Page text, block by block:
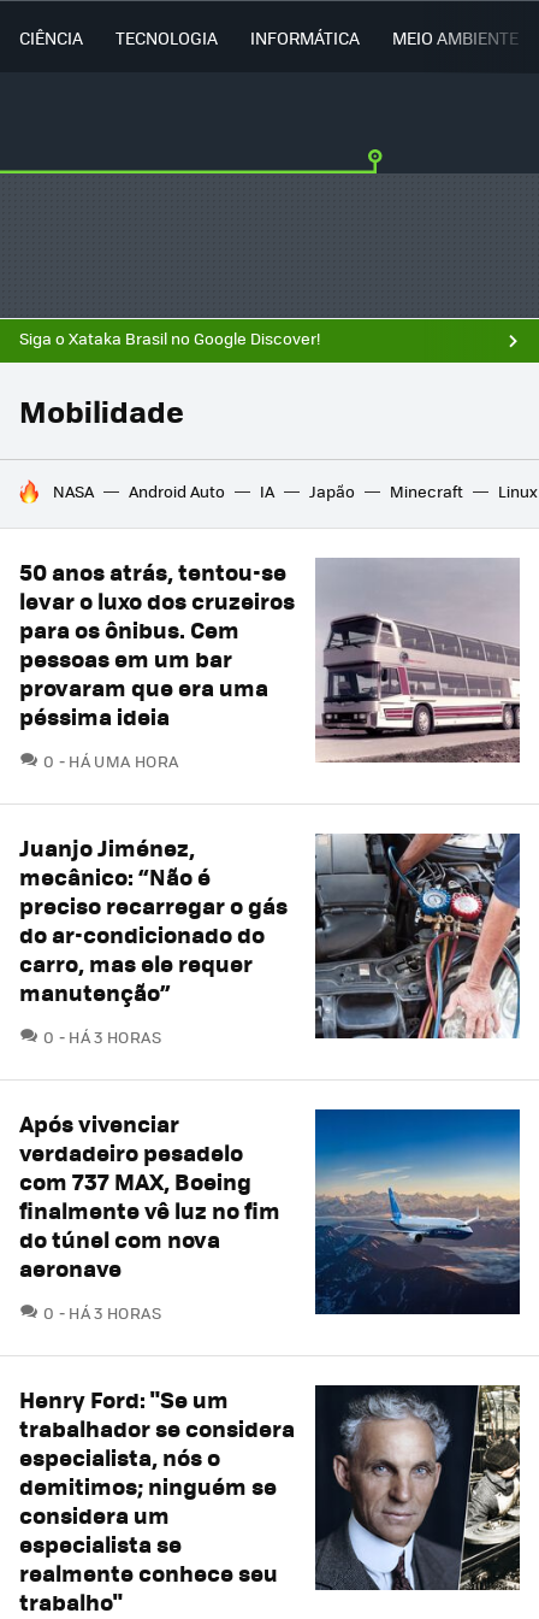
CIÊNCIA TECNOLOGIA INFORMÁTICA MEIO AMBIENTE
Siga o Xataka Brasil no Google Discover!
Mobilidade
TENDÊNCIAS DO DIA
NASA Android Auto IA Japão Minecraft Linux
50 anos atrás, tentou-se
levar o luxo dos cruzeiros
para os ônibus. Cem
pessoas em um bar
provaram que era uma
péssima ideia
0 COMENTÁRIOS
HÁ UMA HORA
Juanjo Jiménez,
mecânico: “Não é
preciso recarregar o gás
do ar-condicionado do
carro, mas ele requer
manutenção”
0 COMENTÁRIOS
HÁ 3 HORAS
Após vivenciar
verdadeiro pesadelo
com 737 MAX, Boeing
finalmente vê luz no fim
do túnel com nova
aeronave
0 COMENTÁRIOS
HÁ 3 HORAS
Henry Ford: "Se um
trabalhador se considera
especialista, nós o
demitimos; ninguém se
considera um
especialista se
realmente conhece seu
trabalho"